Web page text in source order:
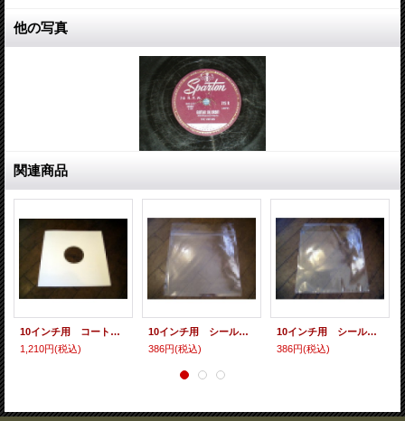
他の写真
関連商品
10インチ用 コート紙丸穴ジャケ ５枚セット
1,210円(税込)
10インチ用 シールド（ウラノリ） 10枚セット
386円(税込)
10インチ用 シールド（フタノリ） 10枚セット
386円(税込)